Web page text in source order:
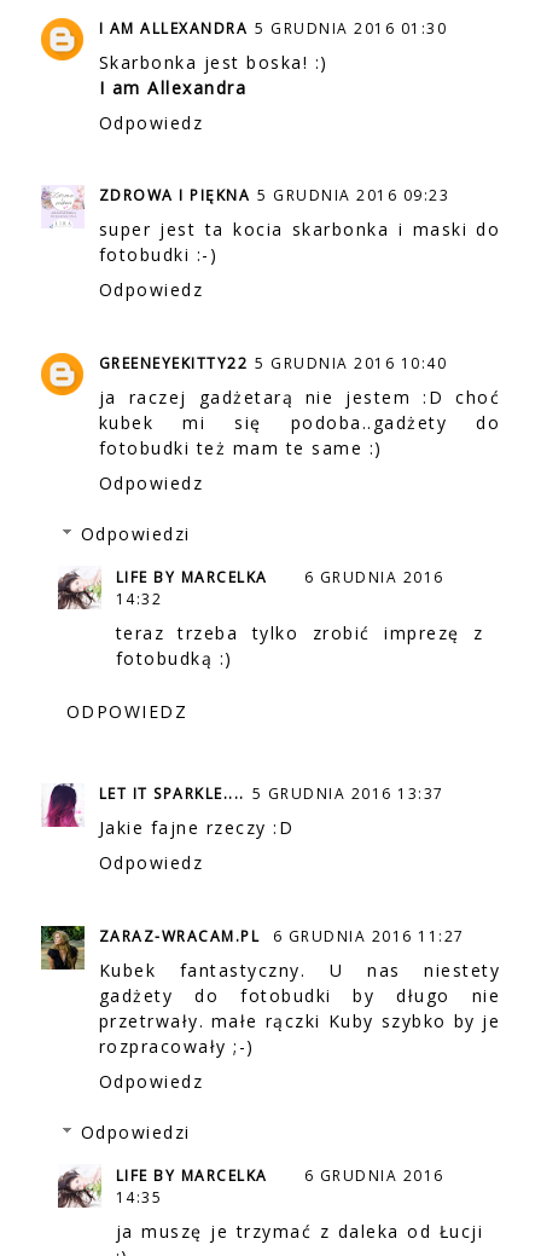
I AM ALLEXANDRA 5 GRUDNIA 2016 01:30
Skarbonka jest boska! :)
I am Allexandra
Odpowiedz
ZDROWA I PIĘKNA 5 GRUDNIA 2016 09:23
super jest ta kocia skarbonka i maski do
fotobudki :-)
Odpowiedz
GREENEYEKITTY22 5 GRUDNIA 2016 10:40
ja raczej gadżetarą nie jestem :D choć
kubek mi się podoba..gadżety do
fotobudki też mam te same :)
Odpowiedz
Odpowiedzi
LIFE BY MARCELKA
6 GRUDNIA 2016
14:32
teraz trzeba tylko zrobić imprezę z
fotobudką :)
ODPOWIEDZ
LET IT SPARKLE.... 5 GRUDNIA 2016 13:37
Jakie fajne rzeczy :D
Odpowiedz
ZARAZ-WRACAM.PL 6 GRUDNIA 2016 11:27
Kubek fantastyczny. U nas niestety
gadżety do fotobudki by długo nie
przetrwały. małe rączki Kuby szybko by je
rozpracowały ;-)
Odpowiedz
Odpowiedzi
LIFE BY MARCELKA
6 GRUDNIA 2016
14:35
ja muszę je trzymać z daleka od Łucji